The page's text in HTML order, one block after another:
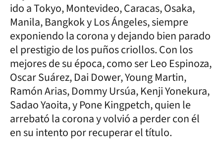
ido a Tokyo, Montevideo, Caracas, Osaka,
Manila, Bangkok y Los Ángeles, siempre
exponiendo la corona y dejando bien parado
el prestigio de los puños criollos. Con los
mejores de su época, como ser Leo Espinoza,
Oscar Suárez, Dai Dower, Young Martin,
Ramón Arias, Dommy Ursúa, Kenji Yonekura,
Sadao Yaoita, y Pone Kingpetch, quien le
arrebató la corona y volvió a perder con él
en su intento por recuperar el título.